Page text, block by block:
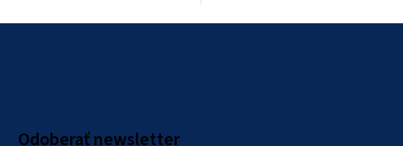
Odoberať newsletter